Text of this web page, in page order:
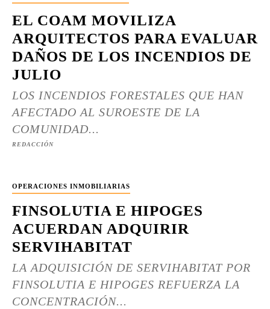
EL COAM MOVILIZA
ARQUITECTOS PARA EVALUAR
DAÑOS DE LOS INCENDIOS DE
JULIO
LOS INCENDIOS FORESTALES QUE HAN
AFECTADO AL SUROESTE DE LA
COMUNIDAD...
REDACCIÓN
OPERACIONES INMOBILIARIAS
FINSOLUTIA E HIPOGES
ACUERDAN ADQUIRIR
SERVIHABITAT
LA ADQUISICIÓN DE SERVIHABITAT POR
FINSOLUTIA E HIPOGES REFUERZA LA
CONCENTRACIÓN...